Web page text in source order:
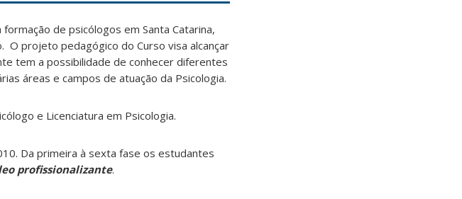
de psicólogos em Santa Catarina,
O projeto pedagógico do Curso visa alcançar
tem a possibilidade de conhecer diferentes
áreas e campos de atuação da Psicologia.
e Licenciatura em Psicologia.
Da primeira à sexta fase os estudantes
profissionalizante.